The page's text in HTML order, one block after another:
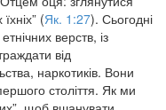
(Як. 1:27). Сьогодні
верств, із
від
наркотиків. Вони
століття. Як ми